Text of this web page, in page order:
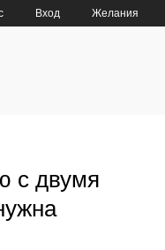
Вход Желания
с двумя